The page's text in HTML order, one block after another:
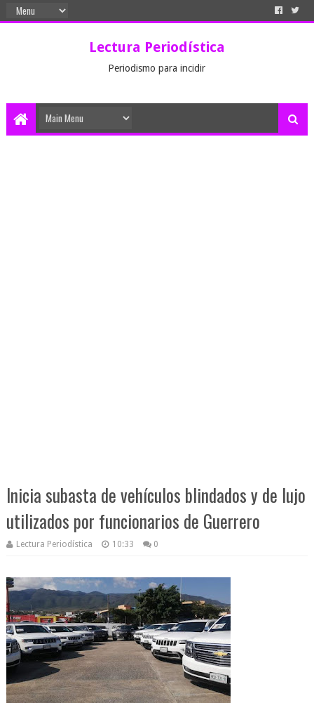
Lectura Periodística
Periodismo para incidir
Inicia subasta de vehículos blindados y de lujo
utilizados por funcionarios de Guerrero
Lectura Periodística 10:33 0